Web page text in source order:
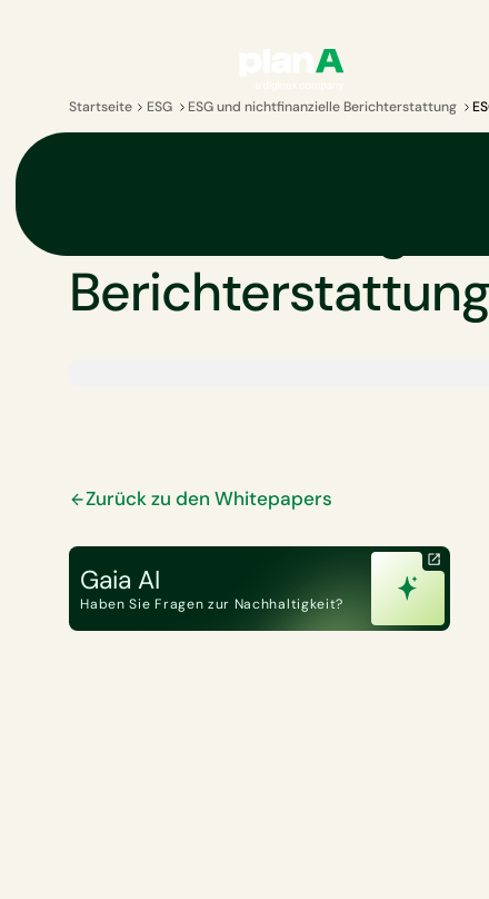
Startseite ESG ESG und nichtfinanzielle Berichterstattung
Berichterstattung
Zurück zu den Whitepapers
Gaia AI
Haben Sie Fragen zur Nachhaltigkeit?